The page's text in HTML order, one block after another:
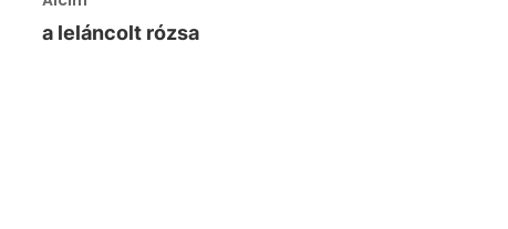
a leláncolt rózsa